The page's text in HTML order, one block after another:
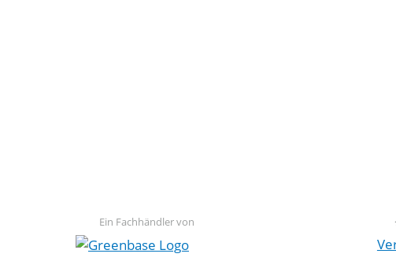
Ein Fachhändler von